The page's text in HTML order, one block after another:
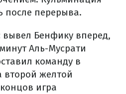
после перерыва.
Бенфику вперед,
Аль-Мусрати
команду в
второй желтой
игра